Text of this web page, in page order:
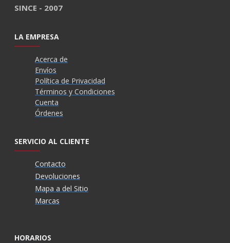
SINCE - 2007
LA EMPRESA
Acerca de
Envíos
Política de Privacidad
Términos y Condiciones
Cuenta
Órdenes
SERVICIO AL CLIENTE
Contacto
Devoluciones
Mapa a del Sitio
Marcas
HORARIOS